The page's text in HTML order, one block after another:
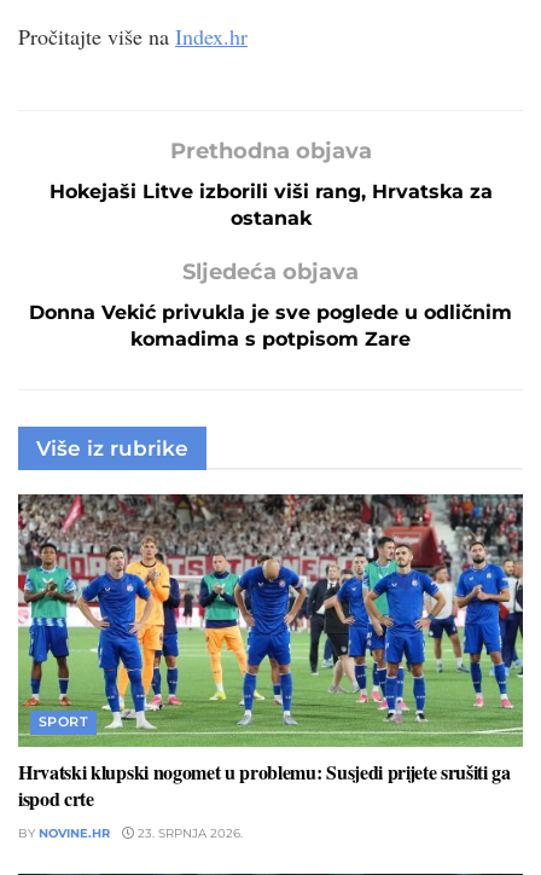
Pročitajte više na Index.hr
Prethodna objava
Hokejaši Litve izborili viši rang, Hrvatska za
ostanak
Sljedeća objava
Donna Vekić privukla je sve poglede u odličnim
komadima s potpisom Zare
Više iz rubrike
SPORT
Hrvatski klupski nogomet u problemu: Susjedi prijete srušiti ga
ispod crte
BY NOVINE.HR 23. SRPNJA 2026.